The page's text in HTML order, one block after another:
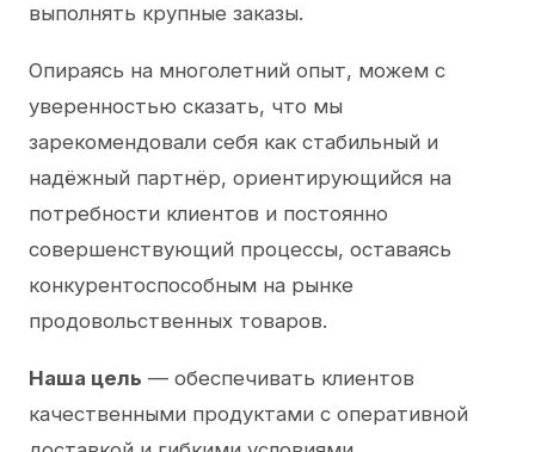
выполнять крупные заказы.
Опираясь на многолетний опыт, можем с
уверенностью сказать, что мы
зарекомендовали себя как стабильный и
надёжный партнёр, ориентирующийся на
потребности клиентов и постоянно
совершенствующий процессы, оставаясь
конкурентоспособным на рынке
продовольственных товаров.
Наша цель — обеспечивать клиентов
качественными продуктами с оперативной